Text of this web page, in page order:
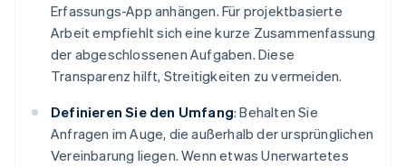
Erfassungs-App anhängen. Für projektbasierte
Arbeit empfiehlt sich eine kurze Zusammenfassung
der abgeschlossenen Aufgaben. Diese
Transparenz hilft, Streitigkeiten zu vermeiden.
Definieren Sie den Umfang: Behalten Sie
Anfragen im Auge, die außerhalb der ursprünglichen
Vereinbarung liegen. Wenn etwas Unerwartetes